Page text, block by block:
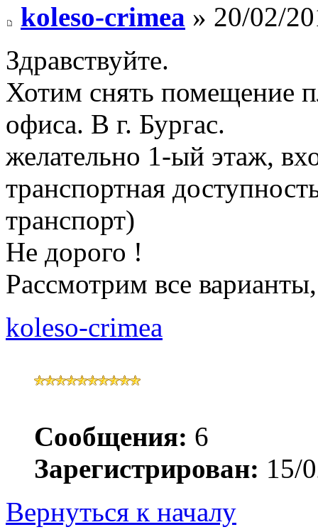
koleso-crimea » 20/02/
Здравствуйте.
Хотим снять помещение
офиса. В г. Бургас.
желательно 1-ый этаж,
транспортная
транспорт)
Не дорого !
Рассмотрим все
koleso-crimea
Сообщения: 6
Зарегистрирован: 15/
Вернуться к началу